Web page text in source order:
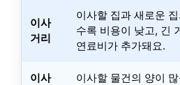
이사
거리
이사할 집과 새로운
수록 비용이 낮고, 긴
연료비가 추가돼요.
이사
이사할 물건의 양이